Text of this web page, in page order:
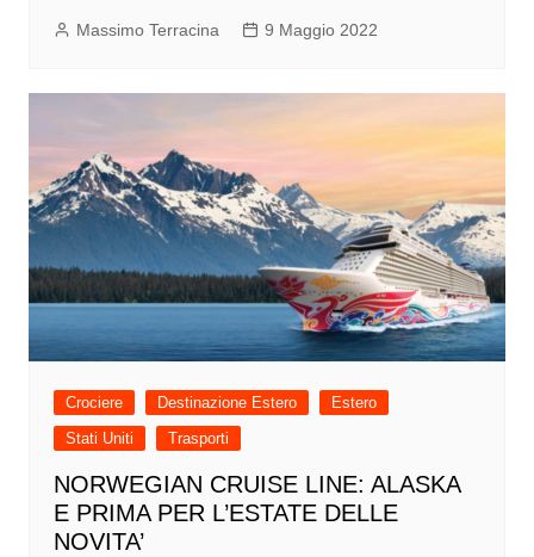
Massimo Terracina 9 Maggio 2022
Crociere Destinazione Estero
Estero
Stati Uniti
Trasporti
NORWEGIAN CRUISE LINE: ALASKA
E PRIMA PER L’ESTATE DELLE
NOVITA’